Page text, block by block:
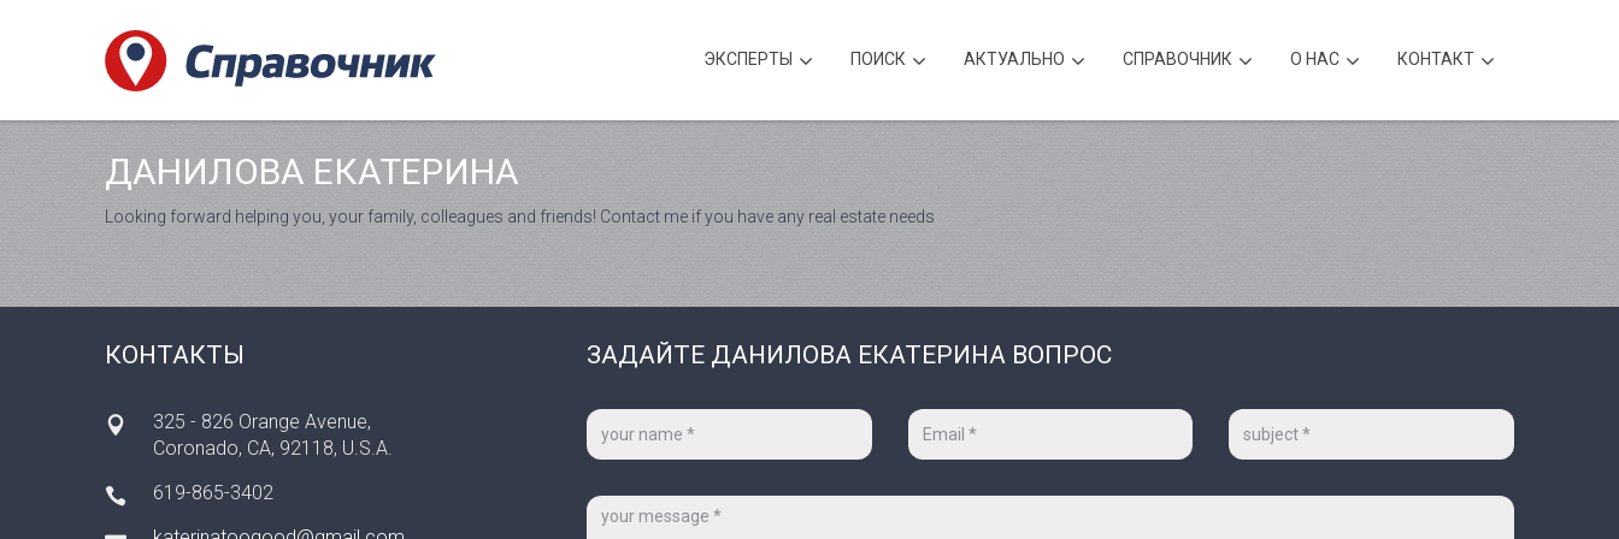
ЭКСПЕРТЫ ПОИСК АКТУАЛЬНО CПРАВОЧНИК О НАС КОНТАКТ
ДАНИЛОВА ЕКАТЕРИНА
Looking forward helping you, your family, colleagues and friends! Contact me if you have any real estate needs
КОНТАКТЫ
325 - 826 Orange Avenue,
Coronado, CA, 92118, U.S.A.
619-865-3402
ЗАДАЙТЕ ДАНИЛОВА ЕКАТЕРИНА ВОПРОС
Ваше
имя
Ваш
mail
Тема
Сообщение